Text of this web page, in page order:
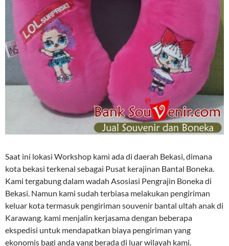
Saat ini lokasi Workshop kami ada di daerah Bekasi, dimana
kota bekasi terkenal sebagai Pusat kerajinan Bantal Boneka.
Kami tergabung dalam wadah Asosiasi Pengrajin Boneka di
Bekasi. Namun kami sudah terbiasa melakukan pengiriman
keluar kota termasuk pengiriman souvenir bantal ultah anak di
Karawang. kami menjalin kerjasama dengan beberapa
ekspedisi untuk mendapatkan biaya pengiriman yang
ekonomis bagi anda yang berada di luar wilayah kami.